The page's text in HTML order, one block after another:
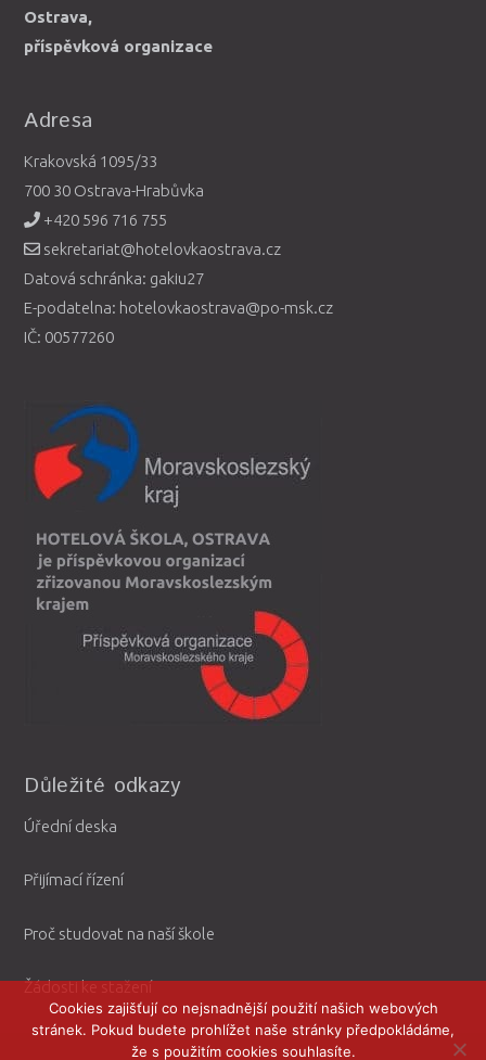
Ostrava,
příspěvková organizace
Adresa
Krakovská 1095/33
700 30 Ostrava-Hrabůvka
+420 596 716 755
sekretariat@hotelovkaostrava.cz
Datová schránka: gakiu27
E-podatelna: hotelovkaostrava@po-msk.cz
IČ: 00577260
Důležité odkazy
Úřední deska
Přijímací řízení
Proč studovat na naší škole
Žádosti ke stažení
Cookies zajišťují co nejsnadnější použití našich webových
stránek. Pokud budete prohlížet naše stránky předpokládáme,
že s použitím cookies souhlasíte.